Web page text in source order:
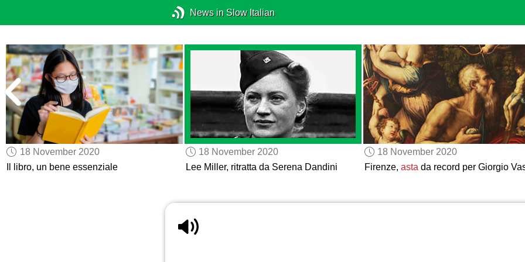
News in Slow Italian
18 November 2020
Il libro, un bene essenziale
18 November 2020
Lee Miller, ritratta da Serena Dandini
18 November 2020
Firenze, astada record per Giorgio